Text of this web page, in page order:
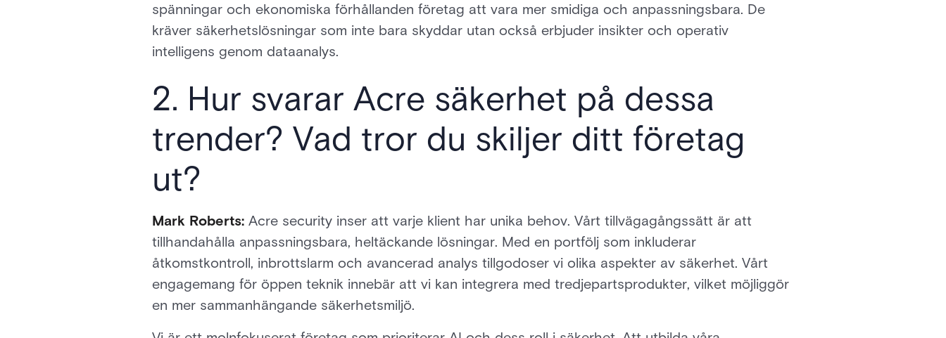
spänningar och ekonomiska förhållanden företag att vara mer smidiga och anpassningsbara. De
kräver säkerhetslösningar som inte bara skyddar utan också erbjuder insikter och operativ
intelligens genom dataanalys.
2. Hur svarar Acre säkerhet på dessa
trender? Vad tror du skiljer ditt företag
ut?
Mark Roberts: Acre security inser att varje klient har unika behov. Vårt tillvägagångssätt är att
tillhandahålla anpassningsbara, heltäckande lösningar. Med en portfölj som inkluderar
åtkomstkontroll, inbrottslarm och avancerad analys tillgodoser vi olika aspekter av säkerhet. Vårt
engagemang för öppen teknik innebär att vi kan integrera med tredjepartsprodukter, vilket möjliggör
en mer sammanhängande säkerhetsmiljö.